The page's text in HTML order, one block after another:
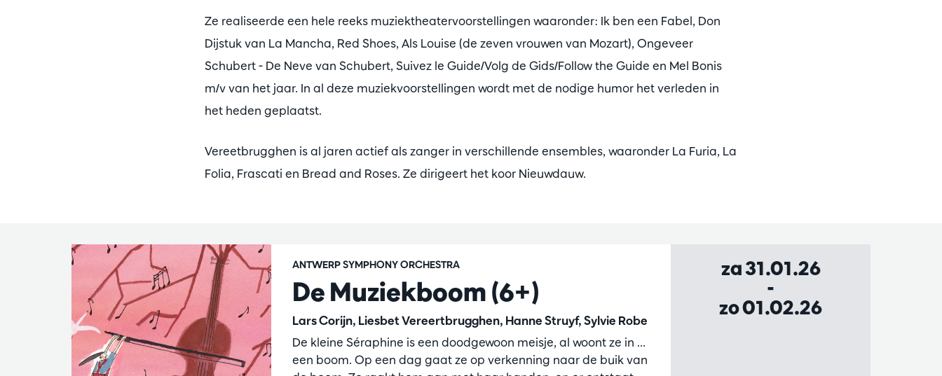
Ze realiseerde een hele reeks muziektheatervoorstellingen waaronder: Ik ben een Fabel, Don
Dijstuk van La Mancha, Red Shoes, Als Louise (de zeven vrouwen van Mozart), Ongeveer
Schubert - De Neve van Schubert, Suivez le Guide/Volg de Gids/Follow the Guide en Mel Bonis
m/v van het jaar. In al deze muziekvoorstellingen wordt met de nodige humor het verleden in
het heden geplaatst.
Vereetbrugghen is al jaren actief als zanger in verschillende ensembles, waaronder La Furia, La
Folia, Frascati en Bread and Roses. Ze dirigeert het koor Nieuwdauw.
De Muziekboom (6+)
Lars Corijn, Liesbet Vereertbrugghen, Hanne Struyf, Sylvie Robe
ANTWERP SYMPHONY ORCHESTRA
De kleine Séraphine is een doodgewoon meisje, al woont ze in ...
een boom. Op een dag gaat ze op verkenning naar de buik van
za 31.01.26
-
zo 01.02.26